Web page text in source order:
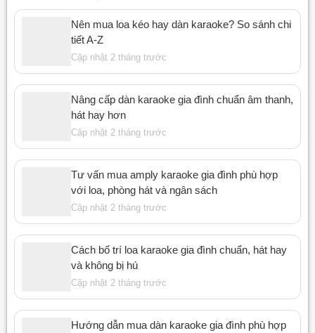
Nên mua loa kéo hay dàn karaoke? So sánh chi
tiết A-Z
Cập nhật 2 tháng trước
Nâng cấp dàn karaoke gia đình chuẩn âm thanh,
hát hay hơn
Cập nhật 2 tháng trước
Tư vấn mua amply karaoke gia đình phù hợp
với loa, phòng hát và ngân sách
Cập nhật 2 tháng trước
Cách bố trí loa karaoke gia đình chuẩn, hát hay
và không bị hú
Cập nhật 2 tháng trước
Hướng dẫn mua dàn karaoke gia đình phù hợp